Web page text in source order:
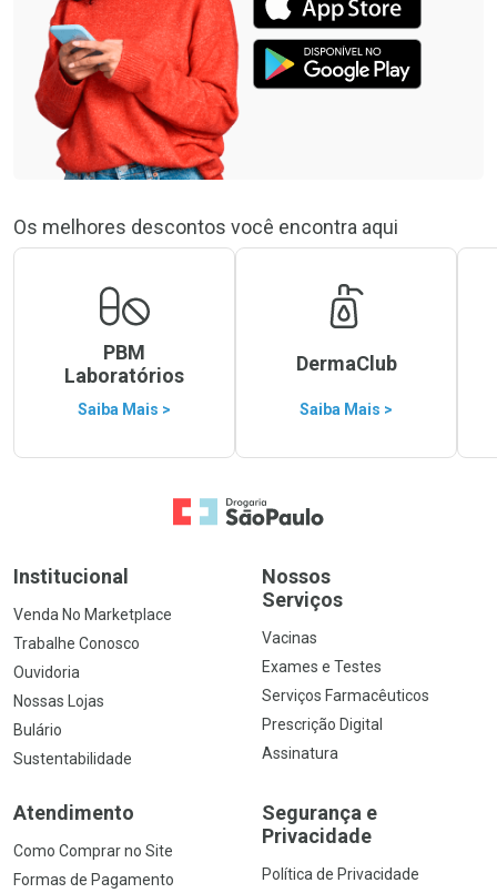
Os melhores descontos você encontra aqui
PBM
Laboratórios
Saiba Mais >
DermaClub
Saiba Mais >
Ir para a Home
Institucional
Venda No Marketplace
Trabalhe Conosco
Ouvidoria
Nossas Lojas
Bulário
Sustentabilidade
Nossos
Serviços
Vacinas
Exames e Testes
Serviços Farmacêuticos
Prescrição Digital
Assinatura
Atendimento
Como Comprar no Site
Formas de Pagamento
Segurança e
Privacidade
Política de Privacidade